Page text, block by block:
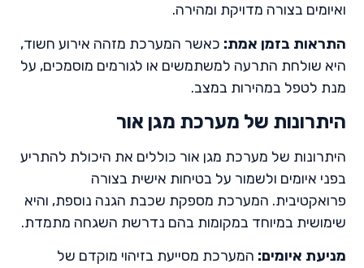
ואיומים בצורה מדויקת ומהירה.
התראות בזמן אמת: כאשר המערכת מזהה אירוע חשוד,
היא שולחת התרעה למשתמשים או לגורמים מוסמכים, על
מנת לטפל במהירות במצב.
היתרונות של מערכת מגן אור
היתרונות של מערכת מגן אור כוללים את היכולת להתריע
בפני איומים ולשמור על בטיחות אישית בצורה
פרואקטיבית. המערכת מספקת שכבת הגנה נוספת, והיא
שימושית במיוחד במקומות בהם נדרשת השגחה מתמדת.
מניעת איומים: המערכת מסייעת בזיהוי מוקדם של